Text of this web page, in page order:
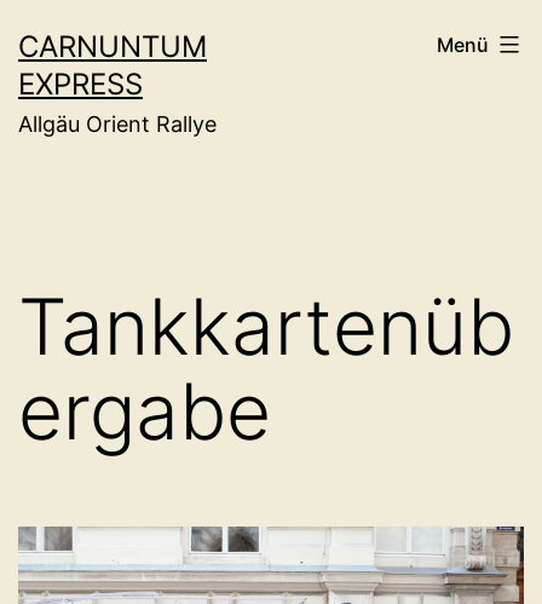
Inhalt
springen
CARNUNTUM
EXPRESS
Allgäu Orient Rallye
Menü
Tankkartenüb
ergabe